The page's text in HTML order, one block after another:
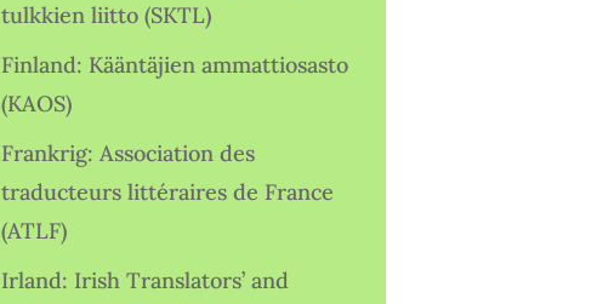
tulkkien liitto (SKTL)
Finland: Kääntäjien ammattiosasto
(KAOS)
Frankrig: Association des
traducteurs littéraires de France
(ATLF)
Irland: Irish Translators’ and